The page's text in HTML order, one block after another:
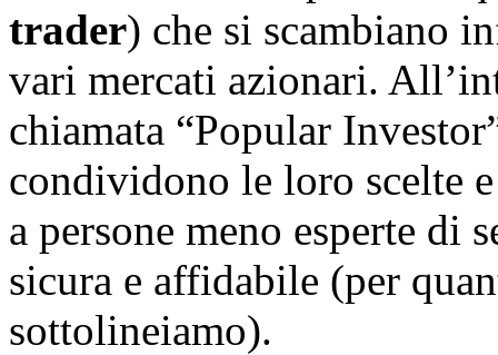
trader) che si scambiano
vari mercati azionari.
chiamata “Popular
condividono le loro scelte
a persone meno esperte di
sicura e affidabile (per
sottolineiamo).